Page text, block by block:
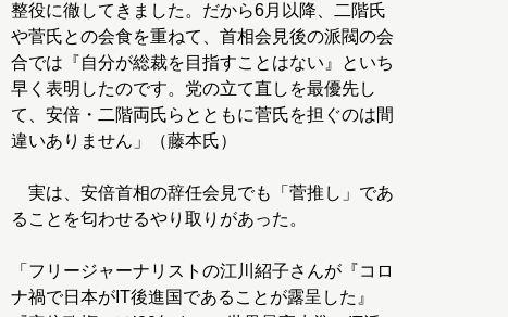
整役に徹してきました。だから6月以降、二階氏
や菅氏との会食を重ねて、首相会見後の派閥の会
合では『自分が総裁を目指すことはない』といち
早く表明したのです。党の立て直しを最優先し
て、安倍・二階両氏らとともに菅氏を担ぐのは間
違いありません」（藤本氏）
実は、安倍首相の辞任会見でも「菅推し」であ
ることを匂わせるやり取りがあった。
「フリージャーナリストの江川紹子さんが『コロ
ナ禍で日本がIT後進国であることが露呈した』